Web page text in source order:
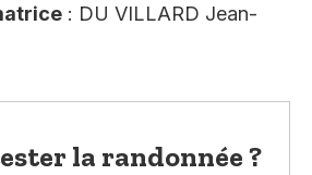
: DU VILLARD Jean-
la randonnée ?